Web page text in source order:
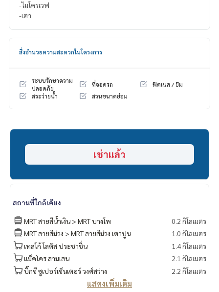
-ไมโครเวฟ
-เตา
สิ่งอำนวยความสะดวกในโครงการ
ระบบรักษาความ
ปลอดภัย
ที่จอดรถ
ฟิตเนส / ยิม
สระว่ายน้ำ
สวนขนาดย่อม
เช่าแล้ว
สถานที่ใกล้เคียง
MRT สายสีน้ำเงิน > MRT บางโพ
0.2 กิโลเมตร
MRT สายสีม่วง > MRT สายสีม่วง เตาปูน
1.0 กิโลเมตร
เทสโก้ โลตัส ประชาชื่น
1.4 กิโลเมตร
แม็คโคร สามเสน
2.1 กิโลเมตร
บิ๊กซี ซูเปอร์เซ็นเตอร์ วงศ์สว่าง
2.2 กิโลเมตร
แสดงเพิ่มเติม